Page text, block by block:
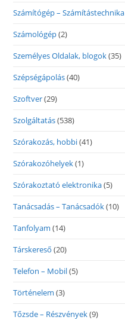
Számítógép – Számítástechnika
Számológép(2)
Személyes Oldalak, blogok(35)
Szépségápolás(40)
Szoftver(29)
Szolgáltatás(538)
Szórakozás, hobbi(41)
Szórakozóhelyek(1)
Szórakoztató elektronika(5)
Tanácsadás – Tanácsadók(10)
Tanfolyam (14)
Társkereső (20)
Telefon – Mobil(5)
Történelem (3)
Tőzsde – Részvények(9)